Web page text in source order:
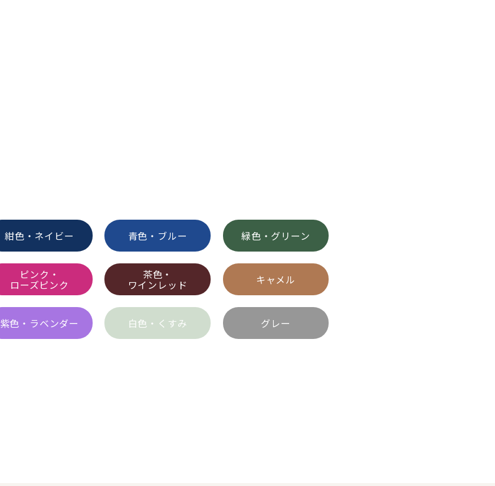
紺色・ネイビー 青色・ブルー 緑色・グリーン
ピンク・
ローズピンク
茶色・
ワインレッド キャメル
紫色・ラベンダー 白色・くすみ グレー